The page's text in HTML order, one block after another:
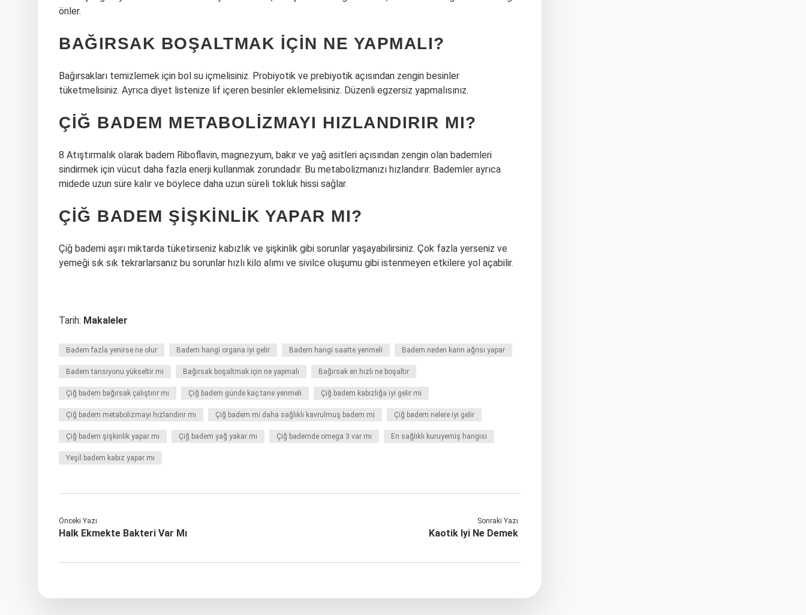
önler.
BAĞIRSAK BOŞALTMAK IÇIN NE YAPMALI?
Bağırsakları temizlemek için bol su içmelisiniz. Probiyotik ve prebiyotik açısından zengin besinler
tüketmelisiniz. Ayrıca diyet listenize lif içeren besinler eklemelisiniz. Düzenli egzersiz yapmalısınız.
ÇIĞ BADEM METABOLIZMAYI HIZLANDIRIR MI?
8 Atıştırmalık olarak badem Riboflavin, magnezyum, bakır ve yağ asitleri açısından zengin olan bademleri
sindirmek için vücut daha fazla enerji kullanmak zorundadır. Bu metabolizmanızı hızlandırır. Bademler ayrıca
midede uzun süre kalır ve böylece daha uzun süreli tokluk hissi sağlar.
ÇIĞ BADEM ŞIŞKINLIK YAPAR MI?
Çiğ bademi aşırı miktarda tüketirseniz kabızlık ve şişkinlik gibi sorunlar yaşayabilirsiniz. Çok fazla yerseniz ve
yemeği sık sık tekrarlarsanız bu sorunlar hızlı kilo alımı ve sivilce oluşumu gibi istenmeyen etkilere yol açabilir.
Tarih: Makaleler
Badem fazla yenirse ne olur Badem hangi organa iyi gelir Badem hangi saatte yenmeli Badem neden karın ağrısı yapar
Badem tansiyonu yükseltir mi Bağırsak boşaltmak için ne yapmalı Bağırsak en hızlı ne boşaltır
Çiğ badem bağırsak çalıştırır mı Çiğ badem günde kaç tane yenmeli Çiğ badem kabızlığa iyi gelir mi
Çiğ badem metabolizmayı hızlandırır mı Çiğ badem mi daha sağlıklı kavrulmuş badem mi Çiğ badem nelere iyi gelir
Çiğ badem şişkinlik yapar mı Çiğ badem yağ yakar mı Çiğ bademde omega 3 var mı En sağlıklı kuruyemiş hangisi
Yeşil badem kabız yapar mı
Önceki Yazı
Halk Ekmekte Bakteri Var Mı
Sonraki Yazı
Kaotik Iyi Ne Demek